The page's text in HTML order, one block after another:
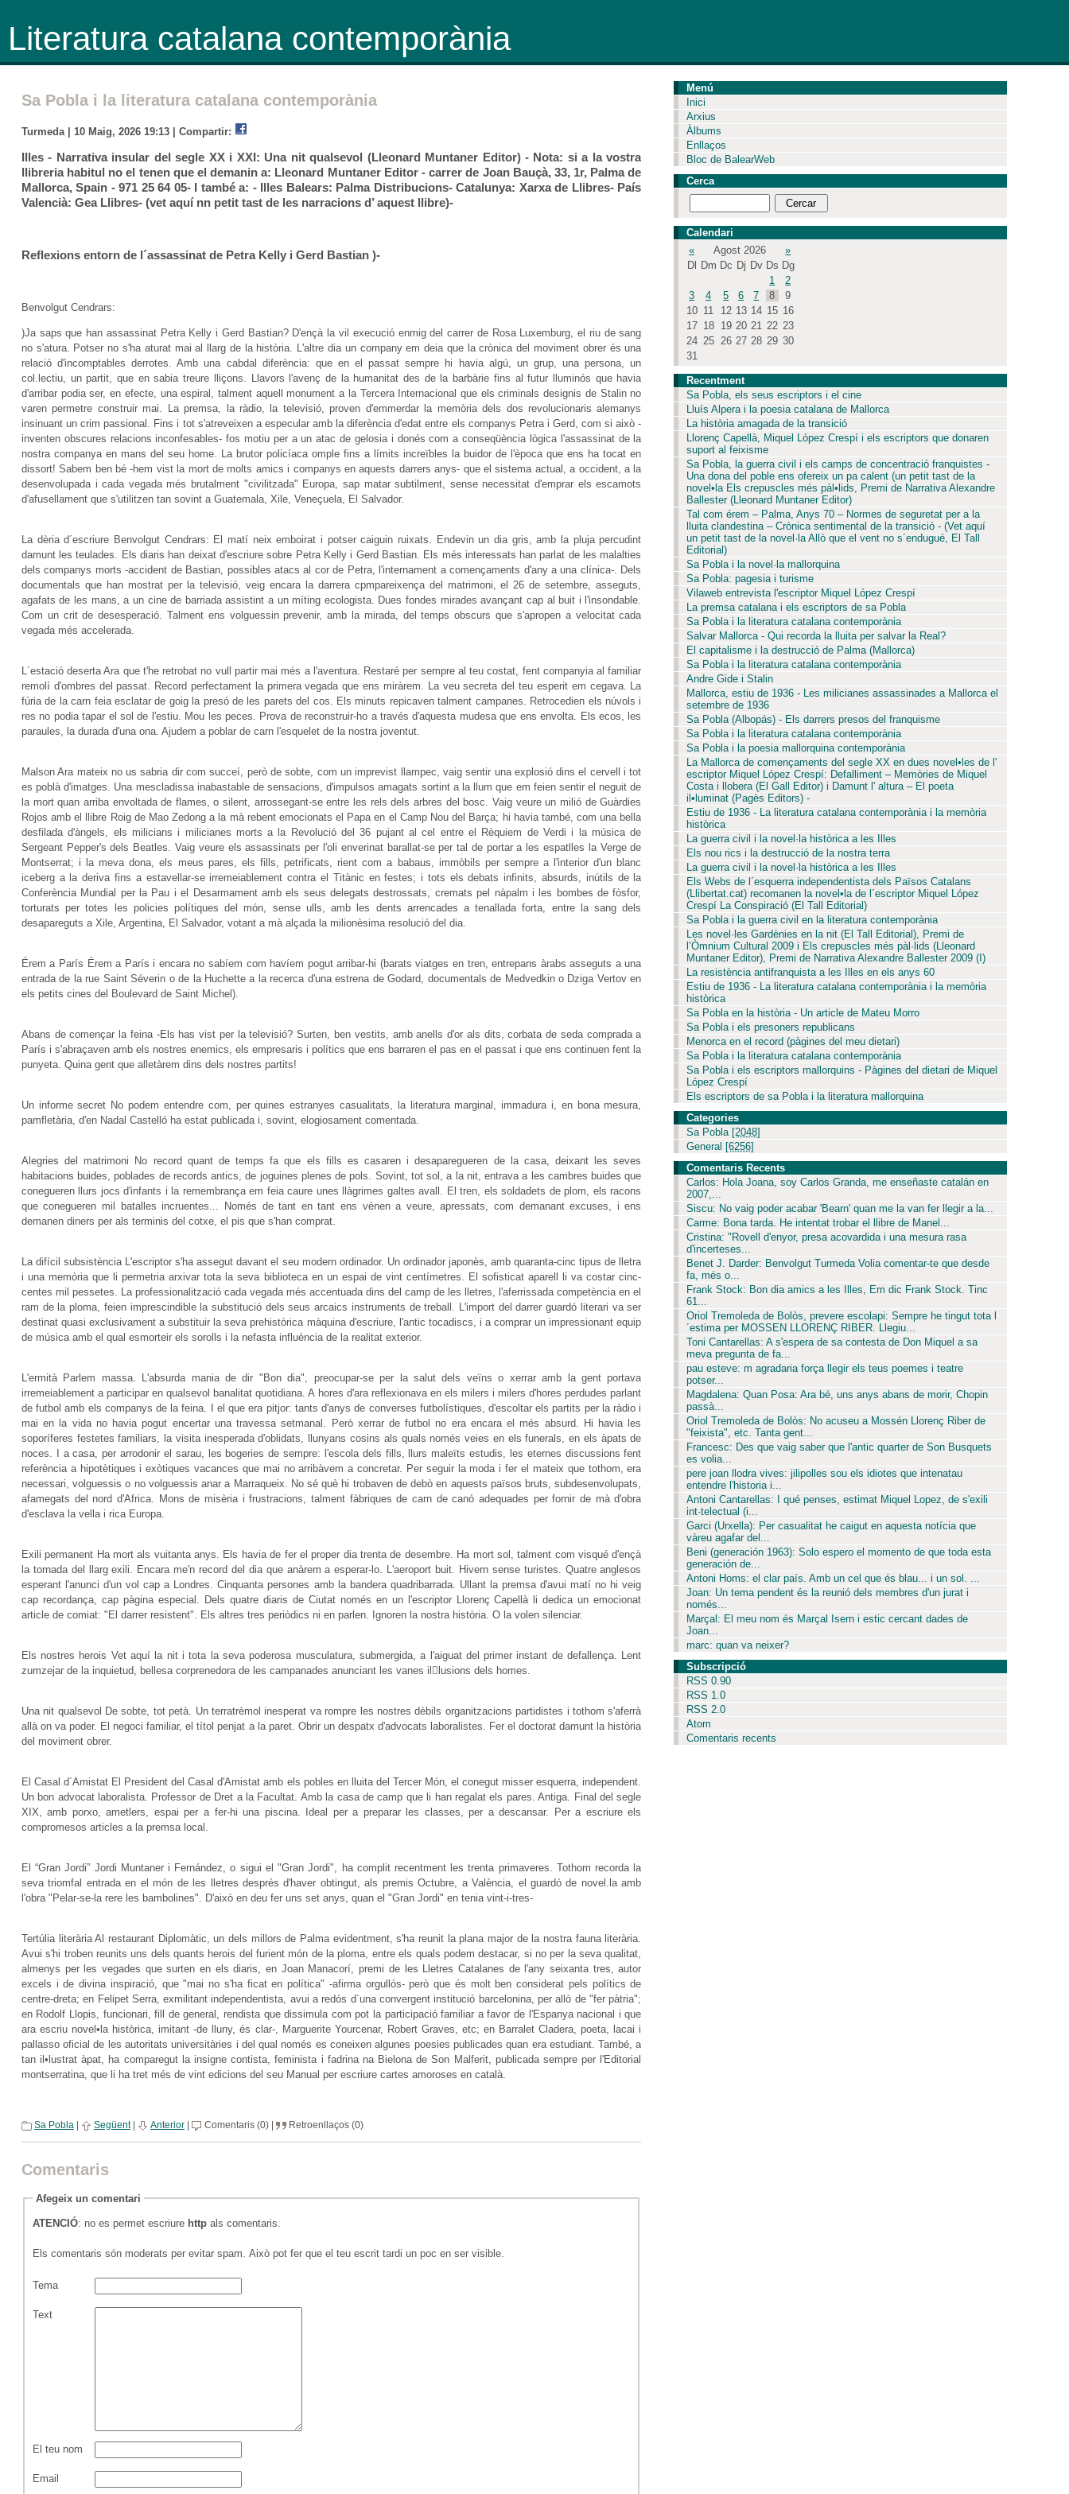
Literatura catalana contemporània
Sa Pobla i la literatura catalana contemporània
Turmeda | 10 Maig, 2026 19:13 | Compartir:
Illes - Narrativa insular del segle XX i XXI: Una nit qualsevol (Lleonard Muntaner Editor) - Nota: si a la vostra
llibreria habitul no el tenen que el demanin a: Lleonard Muntaner Editor - carrer de Joan Bauçà, 33, 1r, Palma de
Mallorca, Spain - 971 25 64 05- I també a: - Illes Balears: Palma Distribucions- Catalunya: Xarxa de Llibres- País
Valencià: Gea Llibres- (vet aquí nn petit tast de les narracions d’ aquest llibre)-
Reflexions entorn de l´assassinat de Petra Kelly i Gerd Bastian )-
Benvolgut Cendrars:
)Ja saps que han assassinat Petra Kelly i Gerd Bastian? D'ençà la vil execució enmig del carrer de Rosa Luxemburg, el riu de sang
no s'atura. Potser no s'ha aturat mai al llarg de la història. L'altre dia un company em deia que la crònica del moviment obrer és una
relació d'incomptables derrotes. Amb una cabdal diferència: que en el passat sempre hi havia algú, un grup, una persona, un
col.lectiu, un partit, que en sabia treure lliçons. Llavors l'avenç de la humanitat des de la barbàrie fins al futur lluminós que havia
d'arribar podia ser, en efecte, una espiral, talment aquell monument a la Tercera Internacional que els criminals designis de Stalin no
varen permetre construir mai. La premsa, la ràdio, la televisió, proven d'emmerdar la memòria dels dos revolucionaris alemanys
insinuant un crim passional. Fins i tot s'atreveixen a especular amb la diferència d'edat entre els companys Petra i Gerd, com si això -
inventen obscures relacions inconfesables- fos motiu per a un atac de gelosia i donés com a conseqüència lògica l'assassinat de la
nostra companya en mans del seu home. La brutor policíaca omple fins a límits increïbles la buidor de l'època que ens ha tocat en
dissort! Sabem ben bé -hem vist la mort de molts amics i companys en aquests darrers anys- que el sistema actual, a occident, a la
desenvolupada i cada vegada més brutalment "civilitzada" Europa, sap matar subtilment, sense necessitat d'emprar els escamots
d'afusellament que s'utilitzen tan sovint a Guatemala, Xile, Veneçuela, El Salvador.
La dèria d´escriure Benvolgut Cendrars: El matí neix emboirat i potser caiguin ruixats. Endevin un dia gris, amb la pluja percudint
damunt les teulades. Els diaris han deixat d'escriure sobre Petra Kelly i Gerd Bastian. Els més interessats han parlat de les malalties
dels companys morts -accident de Bastian, possibles atacs al cor de Petra, l'internament a començaments d'any a una clínica-. Dels
documentals que han mostrat per la televisió, veig encara la darrera cpmpareixença del matrimoni, el 26 de setembre, asseguts,
agafats de les mans, a un cine de barriada assistint a un míting ecologista. Dues fondes mirades avançant cap al buit i l'insondable.
Com un crit de desesperació. Talment ens volguessin prevenir, amb la mirada, del temps obscurs que s'apropen a velocitat cada
vegada més accelerada.
L´estació deserta Ara que t'he retrobat no vull partir mai més a l'aventura. Restaré per sempre al teu costat, fent companyia al familiar
remolí d'ombres del passat. Record perfectament la primera vegada que ens miràrem. La veu secreta del teu esperit em cegava. La
fúria de la carn feia esclatar de goig la presó de les parets del cos. Els minuts repicaven talment campanes. Retrocedien els núvols i
res no podia tapar el sol de l'estiu. Mou les peces. Prova de reconstruir-ho a través d'aquesta mudesa que ens envolta. Els ecos, les
paraules, la durada d'una ona. Ajudem a poblar de carn l'esquelet de la nostra joventut.
Malson Ara mateix no us sabria dir com succeí, però de sobte, com un imprevist llampec, vaig sentir una explosió dins el cervell i tot
es poblà d'imatges. Una mescladissa inabastable de sensacions, d'impulsos amagats sortint a la llum que em feien sentir el neguit de
la mort quan arriba envoltada de flames, o silent, arrossegant-se entre les rels dels arbres del bosc. Vaig veure un milió de Guàrdies
Rojos amb el llibre Roig de Mao Zedong a la mà rebent emocionats el Papa en el Camp Nou del Barça; hi havia també, com una bella
desfilada d'àngels, els milicians i milicianes morts a la Revolució del 36 pujant al cel entre el Rèquiem de Verdi i la música de
Sergeant Pepper's dels Beatles. Vaig veure els assassinats per l'oli enverinat barallat-se per tal de portar a les espatlles la Verge de
Montserrat; i la meva dona, els meus pares, els fills, petrificats, rient com a babaus, immòbils per sempre a l'interior d'un blanc
iceberg a la deriva fins a estavellar-se irremeiablement contra el Titànic en festes; i tots els debats infinits, absurds, inútils de la
Conferència Mundial per la Pau i el Desarmament amb els seus delegats destrossats, cremats pel nàpalm i les bombes de fòsfor,
torturats per totes les policies polítiques del món, sense ulls, amb les dents arrencades a tenallada forta, entre la sang dels
desapareguts a Xile, Argentina, El Salvador, votant a mà alçada la milionèsima resolució del dia.
Érem a París Érem a París i encara no sabíem com havíem pogut arribar-hi (barats viatges en tren, entrepans àrabs asseguts a una
entrada de la rue Saint Séverin o de la Huchette a la recerca d'una estrena de Godard, documentals de Medvedkin o Dziga Vertov en
els petits cines del Boulevard de Saint Michel).
Abans de començar la feina -Els has vist per la televisió? Surten, ben vestits, amb anells d'or als dits, corbata de seda comprada a
París i s'abraçaven amb els nostres enemics, els empresaris i polítics que ens barraren el pas en el passat i que ens continuen fent la
punyeta. Quina gent que alletàrem dins dels nostres partits!
Un informe secret No podem entendre com, per quines estranyes casualitats, la literatura marginal, immadura i, en bona mesura,
pamfletària, d'en Nadal Castelló ha estat publicada i, sovint, elogiosament comentada.
Alegries del matrimoni No record quant de temps fa que els fills es casaren i desaparegueren de la casa, deixant les seves
habitacions buides, poblades de records antics, de joguines plenes de pols. Sovint, tot sol, a la nit, entrava a les cambres buides que
conegueren llurs jocs d'infants i la remembrança em feia caure unes llàgrimes galtes avall. El tren, els soldadets de plom, els racons
que conegueren mil batalles incruentes... Només de tant en tant ens vénen a veure, apressats, com demanant excuses, i ens
demanen diners per als terminis del cotxe, el pis que s'han comprat.
La difícil subsistència L'escriptor s'ha assegut davant el seu modern ordinador. Un ordinador japonès, amb quaranta-cinc tipus de lletra
i una memòria que li permetria arxivar tota la seva biblioteca en un espai de vint centímetres. El sofisticat aparell li va costar cinc-
centes mil pessetes. La professionalització cada vegada més accentuada dins del camp de les lletres, l'aferrissada competència en el
ram de la ploma, feien imprescindible la substitució dels seus arcaics instruments de treball. L'import del darrer guardó literari va ser
destinat quasi exclusivament a substituir la seva prehistòrica màquina d'escriure, l'antic tocadiscs, i a comprar un impressionant equip
de música amb el qual esmorteir els sorolls i la nefasta influència de la realitat exterior.
L'ermità Parlem massa. L'absurda mania de dir "Bon dia", preocupar-se per la salut dels veïns o xerrar amb la gent portava
irremeiablement a participar en qualsevol banalitat quotidiana. A hores d'ara reflexionava en els milers i milers d'hores perdudes parlant
de futbol amb els companys de la feina. I el que era pitjor: tants d'anys de converses futbolístiques, d'escoltar els partits per la ràdio i
mai en la vida no havia pogut encertar una travessa setmanal. Però xerrar de futbol no era encara el més absurd. Hi havia les
soporíferes festetes familiars, la visita inesperada d'oblidats, llunyans cosins als quals només veies en els funerals, en els àpats de
noces. I a casa, per arrodonir el sarau, les bogeries de sempre: l'escola dels fills, llurs maleïts estudis, les eternes discussions fent
referència a hipotètiques i exòtiques vacances que mai no arribàvem a concretar. Per seguir la moda i fer el mateix que tothom, era
necessari, volguessis o no volguessis anar a Marraqueix. No sé què hi trobaven de debò en aquests països bruts, subdesenvolupats,
afamegats del nord d'Africa. Mons de misèria i frustracions, talment fàbriques de carn de canó adequades per fornir de mà d'obra
d'esclava la vella i rica Europa.
Exili permanent Ha mort als vuitanta anys. Els havia de fer el proper dia trenta de desembre. Ha mort sol, talment com visqué d'ençà
la tornada del llarg exili. Encara me'n record del dia que anàrem a esperar-lo. L'aeroport buit. Hivern sense turistes. Quatre anglesos
esperant l'anunci d'un vol cap a Londres. Cinquanta persones amb la bandera quadribarrada. Ullant la premsa d'avui matí no hi veig
cap recordança, cap pàgina especial. Dels quatre diaris de Ciutat només en un l'escriptor Llorenç Capellà li dedica un emocionat
article de comiat: "El darrer resistent". Els altres tres periòdics ni en parlen. Ignoren la nostra història. O la volen silenciar.
Els nostres herois Vet aquí la nit i tota la seva poderosa musculatura, submergida, a l'aiguat del primer instant de defallença. Lent
zumzejar de la inquietud, bellesa corprenedora de les campanades anunciant les vanes illusions dels homes.
Una nit qualsevol De sobte, tot petà. Un terratrèmol inesperat va rompre les nostres dèbils organitzacions partidistes i tothom s'aferrà
allà on va poder. El negoci familiar, el títol penjat a la paret. Obrir un despatx d'advocats laboralistes. Fer el doctorat damunt la història
del moviment obrer.
El Casal d´Amistat El President del Casal d'Amistat amb els pobles en lluita del Tercer Món, el conegut misser esquerra, independent.
Un bon advocat laboralista. Professor de Dret a la Facultat. Amb la casa de camp que li han regalat els pares. Antiga. Final del segle
XIX, amb porxo, ametlers, espai per a fer-hi una piscina. Ideal per a preparar les classes, per a descansar. Per a escriure els
compromesos articles a la premsa local.
El “Gran Jordi” Jordi Muntaner i Fernández, o sigui el "Gran Jordi", ha complit recentment les trenta primaveres. Tothom recorda la
seva triomfal entrada en el món de les lletres després d'haver obtingut, als premis Octubre, a València, el guardó de novel.la amb
l'obra "Pelar-se-la rere les bambolines". D'això en deu fer uns set anys, quan el "Gran Jordi" en tenia vint-i-tres-
Tertúlia literària Al restaurant Diplomàtic, un dels millors de Palma evidentment, s'ha reunit la plana major de la nostra fauna literària.
Avui s'hi troben reunits uns dels quants herois del furient món de la ploma, entre els quals podem destacar, si no per la seva qualitat,
almenys per les vegades que surten en els diaris, en Joan Manacorí, premi de les Lletres Catalanes de l'any seixanta tres, autor
excels i de divina inspiració, que "mai no s'ha ficat en política" -afirma orgullós- però que és molt ben considerat pels polítics de
centre-dreta; en Felipet Serra, exmilitant independentista, avui a redós d´una convergent institució barcelonina, per allò de "fer pàtria";
en Rodolf Llopis, funcionari, fill de general, rendista que dissimula com pot la participació familiar a favor de l'Espanya nacional i que
ara escriu novel•la històrica, imitant -de lluny, és clar-, Marguerite Yourcenar, Robert Graves, etc; en Barralet Cladera, poeta, lacai i
pallasso oficial de les autoritats universitàries i del qual només es coneixen algunes poesies publicades quan era estudiant. També, a
tan il•lustrat àpat, ha comparegut la insigne contista, feminista i fadrina na Bielona de Son Malferit, publicada sempre per l'Editorial
montserratina, que li ha tret més de vint edicions del seu Manual per escriure cartes amoroses en català.
Sa Pobla Següent| Anterior| Comentaris (0) | Retroenllaços (0)
Comentaris
Afegeix un comentari
ATENCIÓ: no es permet escriure httpals comentaris.
Els comentaris són moderats per evitar spam. Això pot fer que el teu escrit tardi un poc en ser visible.
Tema
Text
El teu nom
Email
Menú
Inici
Arxius
Àlbums
Enllaços
Bloc de BalearWeb
Cerca
Calendari
«
Agost 2026
»
Dl
Dm Dc Dj Dv Ds Dg
1
2
3
4 5 6 7 8
9
10 11 12 13 14 15 16
17 18 19 20 21 22 23
24 25 26 27 28 29 30
31
Recentment
Sa Pobla, els seus escriptors i el cine
Lluís Alpera i la poesia catalana de Mallorca
La història amagada de la transició
Llorenç Capellà, Miquel López Crespí i els escriptors que donaren
suport al feixisme
Sa Pobla, la guerra civil i els camps de concentració franquistes -
Una dona del poble ens ofereix un pa calent (un petit tast de la
novel•la Els crepuscles més pàl•lids, Premi de Narrativa Alexandre
Ballester (Lleonard Muntaner Editor)
Tal com érem – Palma, Anys 70 – Normes de seguretat per a la
lluita clandestina – Crònica sentimental de la transició - (Vet aquí
un petit tast de la novel·la Allò que el vent no s´endugué, El Tall
Editorial)
Sa Pobla i la novel·la mallorquina
Sa Pobla: pagesia i turisme
Vilaweb entrevista l'escriptor Miquel López Crespí
La premsa catalana i els escriptors de sa Pobla
Sa Pobla i la literatura catalana contemporània
Salvar Mallorca - Qui recorda la lluita per salvar la Real?
El capitalisme i la destrucció de Palma (Mallorca)
Sa Pobla i la literatura catalana contemporània
Andre Gide i Stalin
Mallorca, estiu de 1936 - Les milicianes assassinades a Mallorca el
setembre de 1936
Sa Pobla (Albopás) - Els darrers presos del franquisme
Sa Pobla i la literatura catalana contemporània
Sa Pobla i la poesia mallorquina contemporània
La Mallorca de començaments del segle XX en dues novel•les de l'
escriptor Miquel López Crespí: Defalliment – Memòries de Miquel
Costa i llobera (El Gall Editor) i Damunt l' altura – El poeta
il•luminat (Pagès Editors) -
Estiu de 1936 - La literatura catalana contemporània i la memòria
històrica
La guerra civil i la novel·la històrica a les Illes
Els nou rics i la destrucció de la nostra terra
La guerra civil i la novel·la històrica a les Illes
Els Webs de l´esquerra independentista dels Països Catalans
(Llibertat.cat) recomanen la novel•la de l´escriptor Miquel López
Crespí La Conspiració (El Tall Editorial)
Sa Pobla i la guerra civil en la literatura contemporània
Les novel·les Gardènies en la nit (El Tall Editorial), Premi de
l’Òmnium Cultural 2009 i Els crepuscles més pàl·lids (Lleonard
Muntaner Editor), Premi de Narrativa Alexandre Ballester 2009 (I)
La resistència antifranquista a les Illes en els anys 60
Estiu de 1936 - La literatura catalana contemporània i la memòria
històrica
Sa Pobla en la història - Un article de Mateu Morro
Sa Pobla i els presoners republicans
Menorca en el record (pàgines del meu dietari)
Sa Pobla i la literatura catalana contemporània
Sa Pobla i els escriptors mallorquins - Pàgines del dietari de Miquel
López Crespí
Els escriptors de sa Pobla i la literatura mallorquina
Categories
Sa Pobla [2048]
General [6256]
Comentaris Recents
Carlos: Hola Joana, soy Carlos Granda, me enseñaste catalán en
2007,...
Siscu: No vaig poder acabar 'Bearn' quan me la van fer llegir a la...
Carme: Bona tarda. He intentat trobar el llibre de Manel...
Cristina: "Rovell d'enyor, presa acovardida i una mesura rasa
d'incerteses...
Benet J. Darder: Benvolgut Turmeda Volia comentar-te que desde
fa, més o...
Frank Stock: Bon dia amics a les Illes, Em dic Frank Stock. Tinc
61...
Oriol Tremoleda de Bolòs, prevere escolapi: Sempre he tingut tota l
´estima per MOSSEN LLORENÇ RIBER. Llegiu...
Toni Cantarellas: A s'espera de sa contesta de Don Miquel a sa
meva pregunta de fa...
pau esteve: m agradaria força llegir els teus poemes i teatre
potser...
Magdalena: Quan Posa: Ara bé, uns anys abans de morir, Chopin
passà...
Oriol Tremoleda de Bolòs: No acuseu a Mossén Llorenç Riber de
"feixista", etc. Tanta gent...
Francesc: Des que vaig saber que l'antic quarter de Son Busquets
es volia...
pere joan llodra vives: jilipolles sou els idiotes que intenatau
entendre l'historia i...
Antoni Cantarellas: I qué penses, estimat Miquel Lopez, de s'exili
int·telectual (i...
Garci (Urxella): Per casualitat he caigut en aquesta notícia que
vàreu agafar del...
Beni (generación 1963): Solo espero el momento de que toda esta
generación de...
Antoni Homs: el clar país. Amb un cel que és blau... i un sol. ...
Joan: Un tema pendent és la reunió dels membres d'un jurat i
només...
Marçal: El meu nom és Marçal Isern i estic cercant dades de
Joan...
marc: quan va neixer?
Subscripció
RSS 0.90
RSS 1.0
RSS 2.0
Atom
Comentaris recents